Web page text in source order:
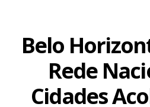
Belo
Rede
Cidades